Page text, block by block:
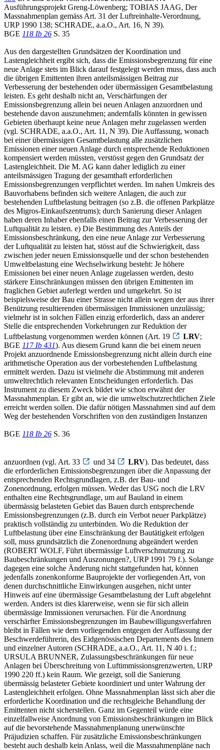
Ausführungsprojekt Greng-Löwenberg; TOBIAS JAAG, Der
Massnahmenplan gemäss Art. 31 der Luftreinhalte-Verordnung,
URP 1990 138; SCHRADE, a.a.O., Art. 16, N 39).
BGE 118 Ib 26 S. 35
Aus den dargestellten Grundsätzen der Koordination und
Lastengleichheit ergibt sich, dass die Emissionsbegrenzung für eine
neue Anlage stets im Blick darauf festgelegt werden muss, dass auch
die übrigen Emittenten ihren anteilsmässigen Beitrag zur
Verbesserung der bestehenden oder übermässigen Gesamtbelastung
leisten. Es geht deshalb nicht an, Verschärfungen der
Emissionsbegrenzung allein bei neuen Anlagen anzuordnen und
bestehende davon auszunehmen; andernfalls könnten in gewissen
Gebieten überhaupt keine neue Anlagen mehr zugelassen werden
(vgl. SCHRADE, a.a.O., Art. 11, N 39). Die Auffassung, wonach
bei einer übermässigen Gesamtbelastung alle zusätzlichen
Emissionen einer neuen Anlage durch entsprechende Reduktionen
kompensiert werden müssten, verstösst gegen den Grundsatz der
Lastengleichheit. Die M. AG kann daher lediglich zu einer
anteilsmässigen Tragung der gesamthaft erforderlichen
Emissionsbegrenzungen verpflichtet werden. Im nahen Umkreis des
Bauvorhabens befinden sich weitere Anlagen, die auch zur
bestehenden Luftbelastung beitragen (so z.B. die offenen Parkplätze
des Migros-Einkaufszentrums); durch Sanierung dieser Anlagen
haben deren Inhaber ebenfalls einen Beitrag zur Verbesserung der
Luftqualität zu leisten. e) Die Bestimmung des Anteils der
Emissionsbeschränkung, den eine neue Anlage zur Verbesserung
der Luftqualität zu leisten hat, stösst auf die Schwierigkeit, dass
zwischen jeder neuen Emissionsquelle und der schon bestehenden
Umweltbelastung eine Wechselwirkung besteht: Je höhere
Emissionen bei einer neuen Anlage zugelassen werden, desto
stärkere Einschränkungen müssen den übrigen Emittenten im
fraglichen Gebiet auferlegt werden und umgekehrt. So ist
beispielsweise der Bau einer Strasse nicht allein wegen der aus ihrer
Benützung resultierenden übermässigen Immissionen unzulässig;
vielmehr ist in solchen Fällen einzig erforderlich, dass an anderer
Stelle die entsprechenden Vorkehrungen zur Reduktion der
Luftbelastung vorgenommen werden können (Art. 19
LRV;
BGE 117 Ib 431). Aus diesem Grund kann die bei einem neuen
Projekt anzuordnende Emissionsbegrenzung nicht allein durch eine
arithmetische Operation aus der vorbestehenden Luftbelastung
ermittelt werden. Dazu ist vielmehr die Abstimmung mit anderen
umweltrechtlich relevanten Entscheidungen erforderlich. Das
Instrument zu diesem Zweck bildet wie schon erwähnt der
Massnahmenplan. Er gibt an, wie die umweltschutzrechtlichen Ziele
erreicht werden sollen. Die dafür nötigen Massnahmen sind auf dem
Weg der bestehenden Vorschriften von den zuständigen Instanzen
BGE 118 Ib 26 S. 36
anzuordnen (vgl. Art. 33 und 34 LRV). Das bedeutet, dass
die erforderlichen Emissionsbegrenzungen über die Anpassung der
entsprechenden Rechtsgrundlagen, z.B. der Bau- und
Zonenordnung, erfolgen müssen. Weder das USG noch die LRV
enthalten eine Rechtsgrundlage, um auf Bauland in einem
übermässig belasteten Gebiet das Bauen durch entsprechende
Emissionsbegrenzungen (z.B. durch ein Verbot neuer Parkplätze)
praktisch vollständig zu unterbinden. Wo die Reduktion der
Luftbelastung über eine Einschränkung der Bautätigkeit erfolgen
soll, muss grundsätzlich die Zonenordnung abgeändert werden
(ROBERT WOLF, Führt übermässige Luftverschmutzung zu
Baubeschränkungen und Auszonungen?, URP 1991 79 f.). Solange
dagegen eine solche Änderung nicht stattgefunden hat, können
jedenfalls zonenkonforme Bauprojekte der vorliegenden Art, von
denen durchschnittliche Einwirkungen ausgehen, nicht unter
Hinweis auf eine übermässige Gesamtbelastung der Luft abgelehnt
werden. Anders ist dies klarerweise, wenn sie für sich allein
übermässige Immissionen verursachen. Für die Anordnung
verschärfter Emissionsbegrenzungen im Baubewilligungsverfahren
bleibt in Fällen wie dem vorliegenden entgegen der Auffassung der
Beschwerdeführerin, des Eidgenössischen Departements des Innern
und einzelner Autoren (SCHRADE, a.a.O., Art. 11, N 40 i. f.;
URSULA BRUNNER, Zulassungsbeschränkungen für neue
Anlagen bei Überschreitung von Luftimmissionsgrenzwerten, URP
1990 220 ff.) kein Raum. Wie gezeigt, soll die Sanierung
übermässig belasteter Gebiete koordiniert und unter Wahrung der
Lastengleichheit erfolgen. Ohne Massnahmenplan lässt sich aber die
erforderliche Koordination und die rechtsgleiche Behandlung der
Emittenten nicht sicherstellen. Ganz im Gegenteil würde eine
einzelfallweise Anordnung von Emissionsbeschränkungen im Blick
auf die bevorstehende Massnahmenplanung unerwünschte
Präjudizien schaffen. Für zusätzliche Emissionsbeschränkungen
besteht auch deshalb kein Anlass, weil die Massnahmenpläne nach